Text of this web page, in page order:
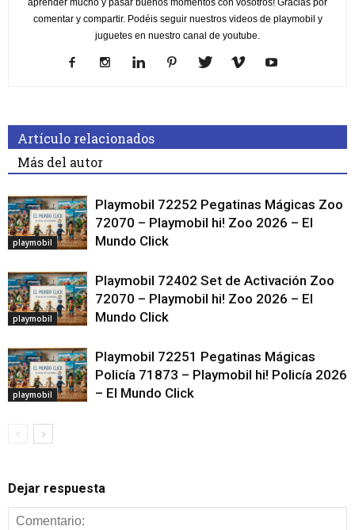
comentar y compartir. Podéis seguir nuestros videos de playmobil y
juguetes en nuestro canal de youtube.
Artículo relacionados
Más del autor
playmobil
Playmobil 72252 Pegatinas Mágicas Zoo
72070 – Playmobil hi! Zoo 2026 – El
Mundo Click
playmobil
Playmobil 72402 Set de Activación Zoo
72070 – Playmobil hi! Zoo 2026 – El
Mundo Click
playmobil
Playmobil 72251 Pegatinas Mágicas
Policía 71873 – Playmobil hi! Policía 2026
– El Mundo Click
Dejar respuesta